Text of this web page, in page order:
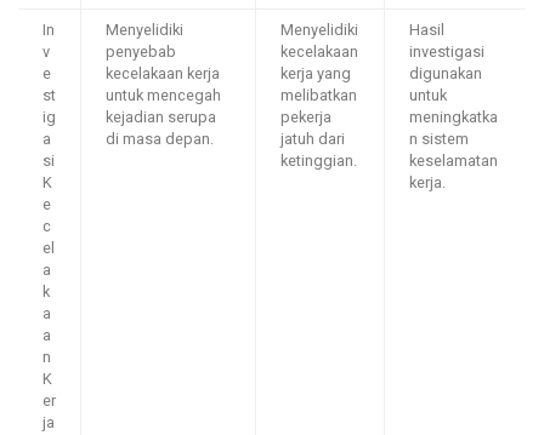
In
v
e
st
ig
a
si
K
e
c
el
a
k
a
a
n
K
er
ja
Menyelidiki
penyebab
kecelakaan kerja
untuk mencegah
kejadian serupa
di masa depan.
Menyelidiki
kecelakaan
kerja yang
melibatkan
pekerja
jatuh dari
ketinggian.
Hasil
investigasi
digunakan
untuk
meningkatka
n sistem
keselamatan
kerja.